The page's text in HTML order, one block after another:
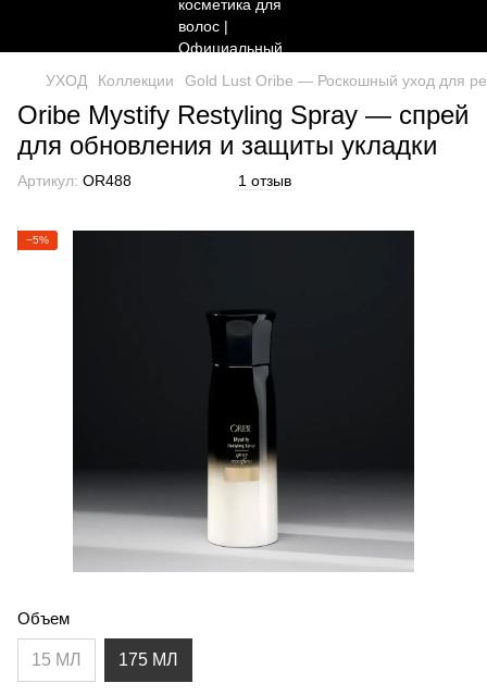
УХОД Коллекции Gold Lust Oribe — Роскошный уход для
Oribe Mystify Restyling Spray — спрей
для обновления и защиты укладки
Артикул: OR488 1 отзыв
−5%
Объем
15 МЛ 175 МЛ